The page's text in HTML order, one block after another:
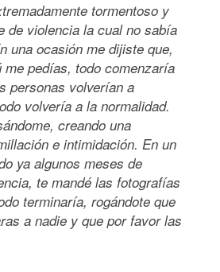
tormentoso y
de violencia la cual no sabía
una ocasión me dijiste que,
pedías, todo comenzaría
personas volverían a
volvería a la normalidad.
creando una
e intimidación. En un
ya algunos meses de
te mandé las fotografías
terminaría, rogándote que
a nadie y que por favor las